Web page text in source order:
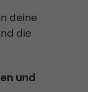
deine
die
und